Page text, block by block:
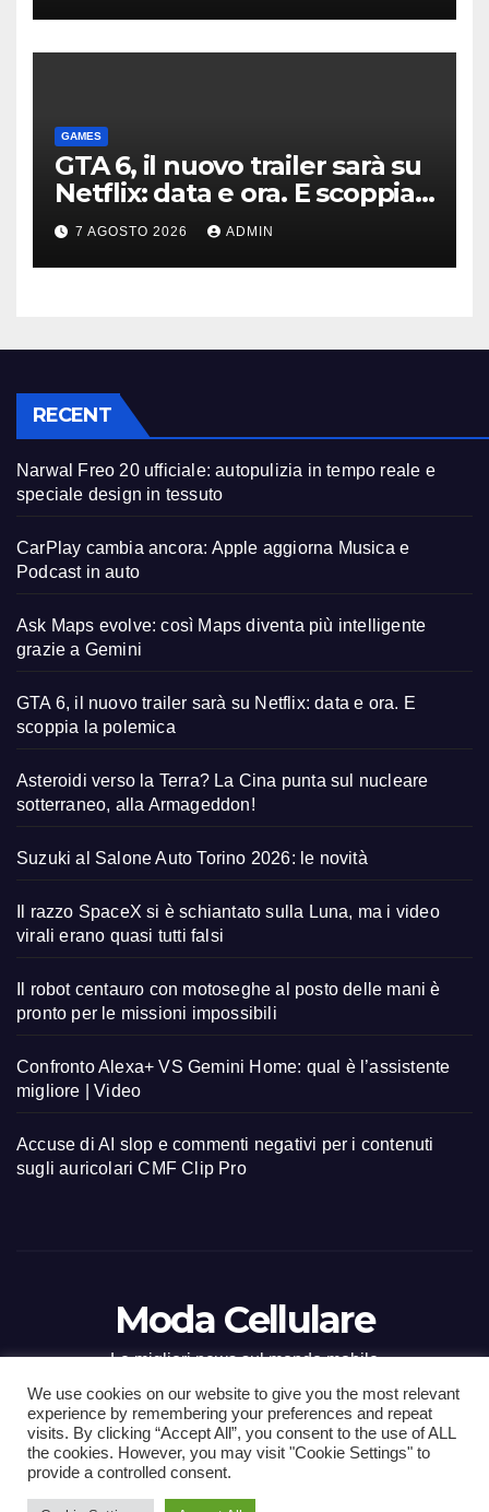
GAMES
GTA 6, il nuovo trailer sarà su
Netflix: data e ora. E scoppia
la polemica
7 AGOSTO 2026 ADMIN
RECENT
Narwal Freo 20 ufficiale: autopulizia in tempo reale e
speciale design in tessuto
CarPlay cambia ancora: Apple aggiorna Musica e
Podcast in auto
Ask Maps evolve: così Maps diventa più intelligente
grazie a Gemini
GTA 6, il nuovo trailer sarà su Netflix: data e ora. E
scoppia la polemica
Asteroidi verso la Terra? La Cina punta sul nucleare
sotterraneo, alla Armageddon!
Suzuki al Salone Auto Torino 2026: le novità
Il razzo SpaceX si è schiantato sulla Luna, ma i video
virali erano quasi tutti falsi
Il robot centauro con motoseghe al posto delle mani è
pronto per le missioni impossibili
Confronto Alexa+ VS Gemini Home: qual è l’assistente
migliore | Video
Accuse di AI slop e commenti negativi per i contenuti
sugli auricolari CMF Clip Pro
Moda Cellulare
Le migliori news sul mondo mobile
Proudly powered by WordPress| Tema: Newsup diThemeansar
We use cookies on our website to give you the most relevant
experience by remembering your preferences and repeat
visits. By clicking “Accept All”, you consent to the use of ALL
the cookies. However, you may visit "Cookie Settings" to
provide a controlled consent.